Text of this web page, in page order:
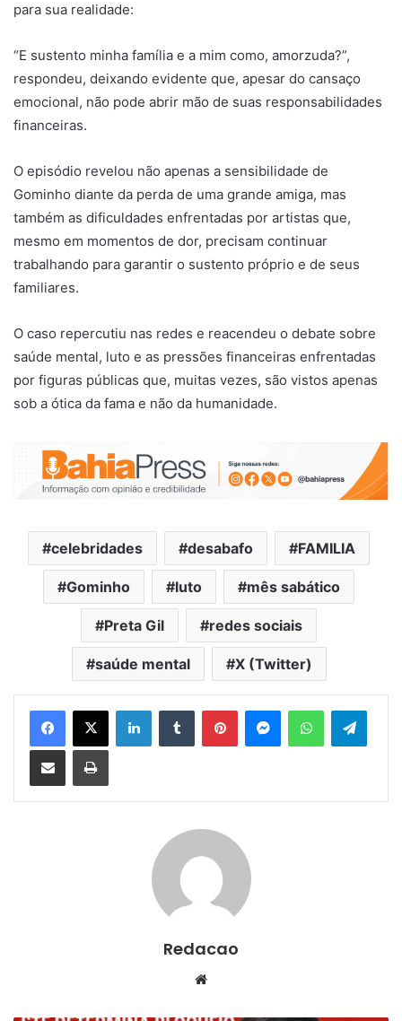
para sua realidade:
“E sustento minha família e a mim como, amorzuda?”,
respondeu, deixando evidente que, apesar do cansaço
emocional, não pode abrir mão de suas responsabilidades
financeiras.
O episódio revelou não apenas a sensibilidade de
Gominho diante da perda de uma grande amiga, mas
também as dificuldades enfrentadas por artistas que,
mesmo em momentos de dor, precisam continuar
trabalhando para garantir o sustento próprio e de seus
familiares.
O caso repercutiu nas redes e reacendeu o debate sobre
saúde mental, luto e as pressões financeiras enfrentadas
por figuras públicas que, muitas vezes, são vistos apenas
sob a ótica da fama e não da humanidade.
celebridades desabafo FAMILIA
Gominho luto mês sabático
Preta Gil redes sociais
saúde mental X (Twitter)
Redacao